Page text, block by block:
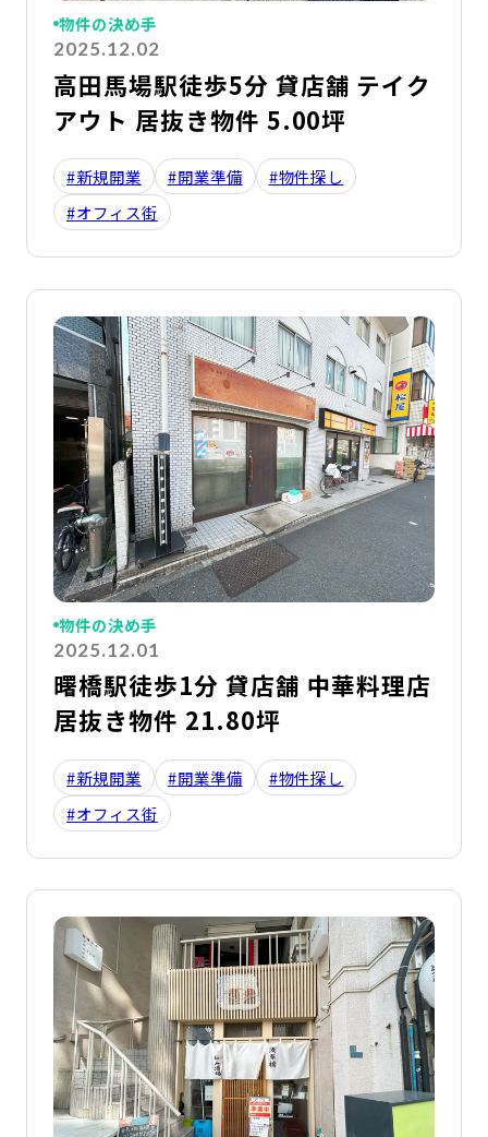
2025.12.02
物件の決め手
高田馬場駅徒歩5分 貸店舗 テイク
アウト 居抜き物件 5.00坪
#新規開業 #開業準備
#物件探し
#オフィス街
2025.12.01
物件の決め手
曙橋駅徒歩1分 貸店舗 中華料理店
居抜き物件 21.80坪
#新規開業 #開業準備
#物件探し
#オフィス街